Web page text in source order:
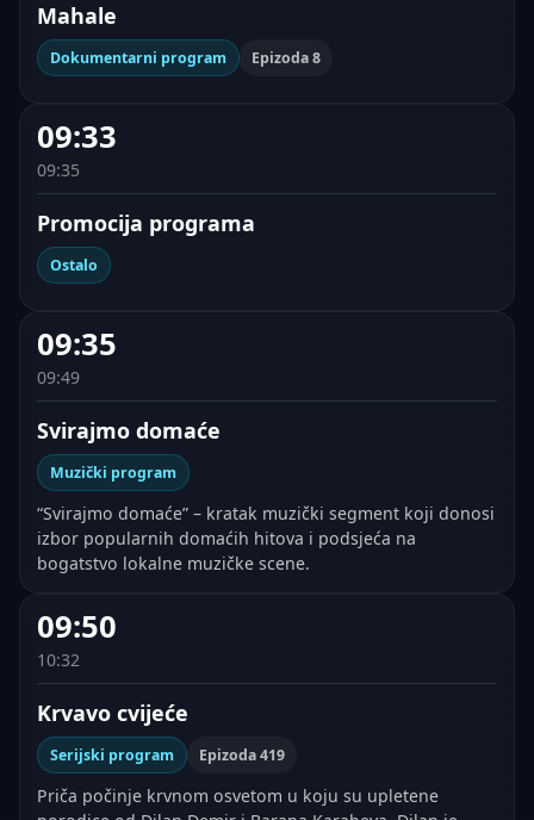
Mahale
Dokumentarni program Epizoda 8
09:33
09:35
Promocija programa
Ostalo
09:35
09:49
Svirajmo domaće
Muzički program
“Svirajmo domaće” – kratak muzički segment koji donosi
izbor popularnih domaćih hitova i podsjeća na
bogatstvo lokalne muzičke scene.
09:50
10:32
Krvavo cvijeće
Serijski program Epizoda 419
Priča počinje krvnom osvetom u koju su upletene